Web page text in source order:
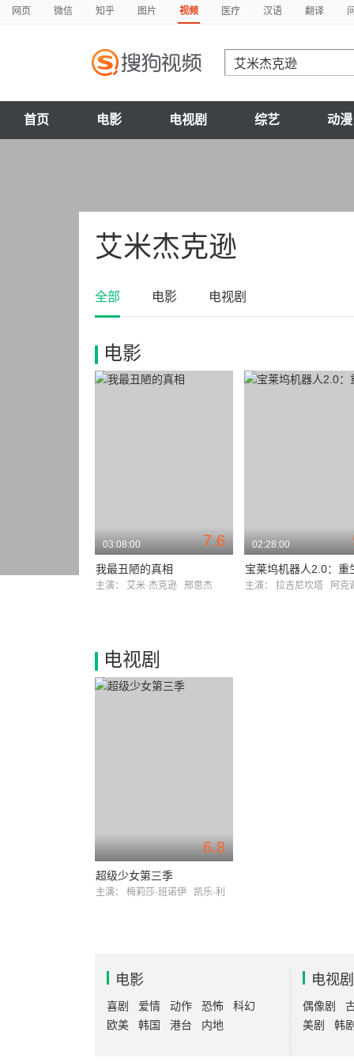
网页 微信 知乎 图片 视频 医疗 汉语 翻译
首页 电影 电视剧 综艺 动漫
艾米杰克逊
全部 电影 电视剧
电影
7.6
03:08:00
我最丑陋的真相
主演： 艾米·杰克逊 邢思杰
02:28:00
宝莱坞机器人2.0：重
主演： 拉吉尼坎塔 阿克谢
电视剧
6.8
超级少女第三季
主演： 梅莉莎·班诺伊 凯乐·利
电影
喜剧 爱情 动作 恐怖
科幻
欧美
韩国 港台 内地
电视剧
偶像剧
美剧
韩